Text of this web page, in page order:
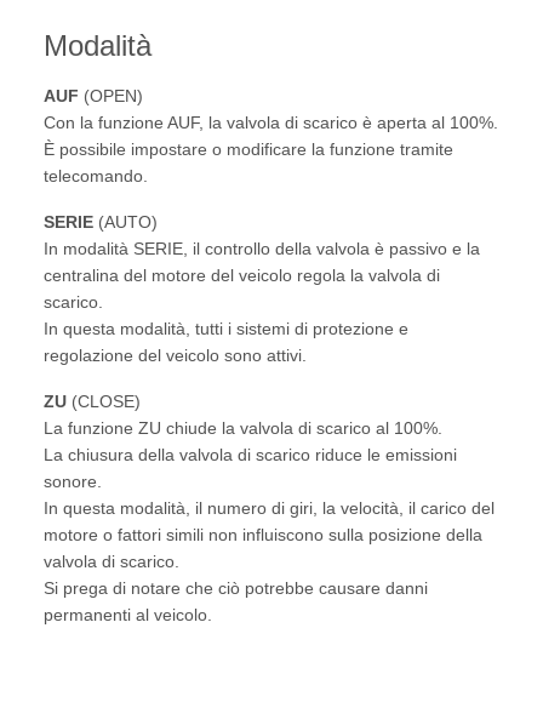
Modalità
AUF (OPEN)
Con la funzione AUF, la valvola di scarico è aperta al 100%.
È possibile impostare o modificare la funzione tramite
telecomando.
SERIE (AUTO)
In modalità SERIE, il controllo della valvola è passivo e la
centralina del motore del veicolo regola la valvola di
scarico.
In questa modalità, tutti i sistemi di protezione e
regolazione del veicolo sono attivi.
ZU (CLOSE)
La funzione ZU chiude la valvola di scarico al 100%.
La chiusura della valvola di scarico riduce le emissioni
sonore.
In questa modalità, il numero di giri, la velocità, il carico del
motore o fattori simili non influiscono sulla posizione della
valvola di scarico.
Si prega di notare che ciò potrebbe causare danni
permanenti al veicolo.